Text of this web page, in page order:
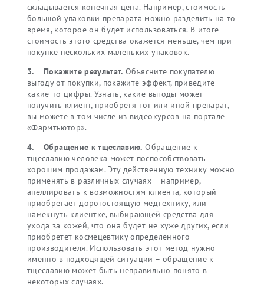
складывается конечная цена. Например, стоимость
большой упаковки препарата можно разделить на то
время, которое он будет использоваться. В итоге
стоимость этого средства окажется меньше, чем при
покупке нескольких маленьких упаковок.
3.
Покажите результат. Объясните покупателю
выгоду от покупки, покажите эффект, приведите
какие-то цифры. Узнать, какие выгоды может
получить клиент, приобретя тот или иной препарат,
вы можете в том числе из видеокурсов на портале
«Фармтьютор».
4. Обращение к тщеславию. Обращение к
тщеславию человека может поспособствовать
хорошим продажам. Эту действенную технику можно
применять в различных случаях – например,
апеллировать к возможностям клиента, который
приобретает дорогостоящую медтехнику, или
намекнуть клиентке, выбирающей средства для
ухода за кожей, что она будет не хуже других, если
приобретет космецевтику определенного
производителя. Использовать этот метод нужно
именно в подходящей ситуации – обращение к
тщеславию может быть неправильно понято в
некоторых случаях.